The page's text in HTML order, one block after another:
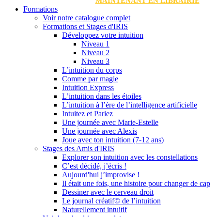
Formations
Voir notre catalogue complet
Formations et Stages d'IRIS
Développez votre intuition
Niveau 1
Niveau 2
Niveau 3
L’intuition du corps
Comme par magie
Intuition Express
L’intuition dans les étoiles
L’intuition à l’ère de l’intelligence artificielle
Intuitez et Pariez
Une journée avec Marie-Estelle
Une journée avec Alexis
Joue avec ton intuition (7-12 ans)
Stages des Amis d'IRIS
Explorer son intuition avec les constellations
C’est décidé, j’écris !
Aujourd'hui j’improvise !
Il était une fois, une histoire pour changer de cap
Dessiner avec le cerveau droit
Le journal créatif© de l’intuition
Naturellement intuitif